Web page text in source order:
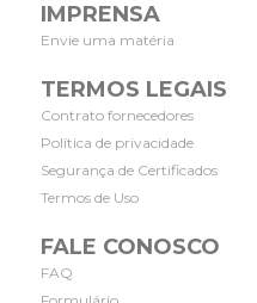
IMPRENSA
Envie uma matéria
TERMOS LEGAIS
Contrato fornecedores
Política de privacidade
Segurança de Certificados
Termos de Uso
FALE CONOSCO
FAQ